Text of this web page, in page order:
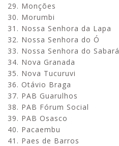
29. Monções
30. Morumbi
31. Nossa Senhora da Lapa
32. Nossa Senhora do Ó
33. Nossa Senhora do Sabará
34. Nova Granada
35. Nova Tucuruvi
36. Otávio Braga
37. PAB Guarulhos
38. PAB Fórum Social
39. PAB Osasco
40. Pacaembu
41. Paes de Barros